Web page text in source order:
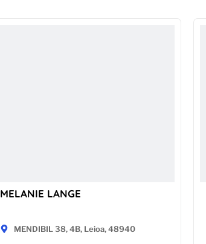
MELANIE LANGE
MENDIBIL 38, 4B, Leioa, 48940